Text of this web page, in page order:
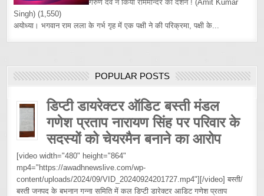
गरुण देव ने किया राममन्दिर का दर्शन ! (Amit Kumar
Singh) (1,550)
अयोध्या। भगवान राम लला के गर्भ गृह में एक पक्षी ने की परिक्रमा, पक्षी के...
POPULAR POSTS
डिप्टी डायरेक्टर ऑडिट बस्ती मंडल
गणेश प्रताप नारायण सिंह पर परिवार के
सदस्यों को चेयरमैन बनाने का आरोप
[video width="480" height="864"
mp4="https://awadhnewslive.com/wp-
content/uploads/2024/09/VID_20240924201727.mp4"][/video] बस्ती/
बस्ती जनपद के बभनान गन्ना समिति में कल डिप्टी डारेक्टर आडिट गणेश प्रताप